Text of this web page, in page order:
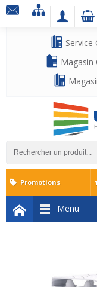
Service
Magasin
Menu
Promotions